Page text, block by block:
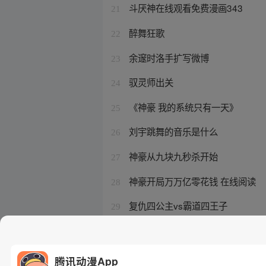
21 斗厌神在线观看免费漫画343
22 醉舞狂歌
23 余邃时洛手扩写微博
24 驭灵师出关
25 《神豪 我的系统只有一天》
26 刘宇跳舞的音乐是什么
27 神豪从九块九秒杀开始
28 神豪开局万万亿零花钱 在线阅读
29 复仇四公主vs霸道四王子
腾讯动漫App